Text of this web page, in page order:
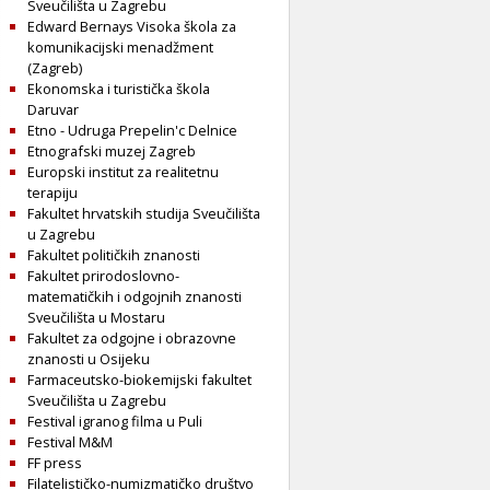
Sveučilišta u Zagrebu
Edward Bernays Visoka škola za
komunikacijski menadžment
(Zagreb)
Ekonomska i turistička škola
Daruvar
Etno - Udruga Prepelin'c Delnice
Etnografski muzej Zagreb
Europski institut za realitetnu
terapiju
Fakultet hrvatskih studija Sveučilišta
u Zagrebu
Fakultet političkih znanosti
Fakultet prirodoslovno-
matematičkih i odgojnih znanosti
Sveučilišta u Mostaru
Fakultet za odgojne i obrazovne
znanosti u Osijeku
Farmaceutsko-biokemijski fakultet
Sveučilišta u Zagrebu
Festival igranog filma u Puli
Festival M&M
FF press
Filatelističko-numizmatičko društvo